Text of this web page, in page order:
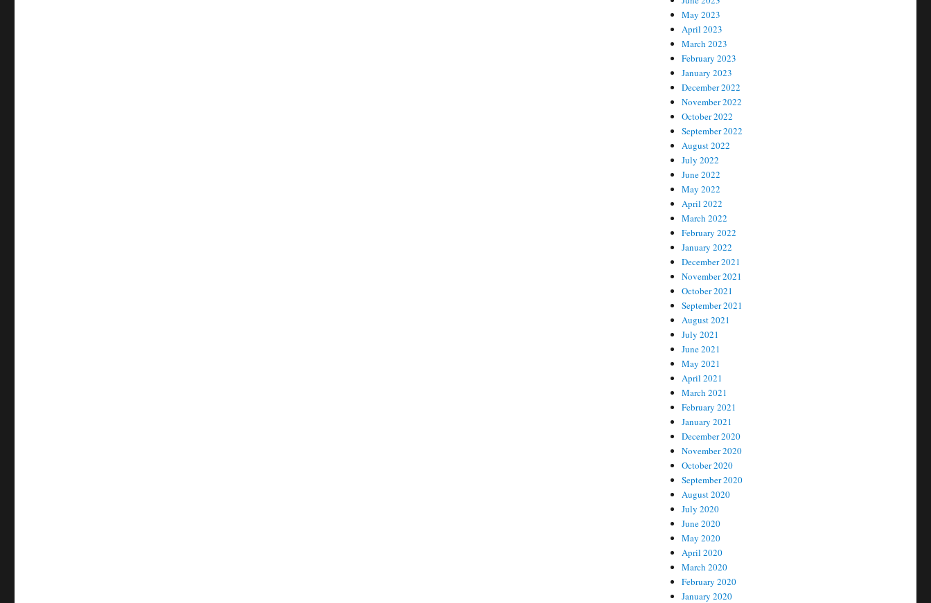
May 2023
April 2023
March 2023
February 2023
January 2023
December 2022
November 2022
October 2022
September 2022
August 2022
July 2022
June 2022
May 2022
April 2022
March 2022
February 2022
January 2022
December 2021
November 2021
October 2021
September 2021
August 2021
July 2021
June 2021
May 2021
April 2021
March 2021
February 2021
January 2021
December 2020
November 2020
October 2020
September 2020
August 2020
July 2020
June 2020
May 2020
April 2020
March 2020
February 2020
January 2020